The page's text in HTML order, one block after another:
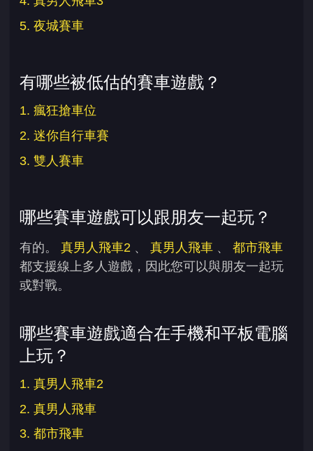
5. 夜城賽車
有哪些被低估的賽車遊戲？
1. 瘋狂搶車位
2. 迷你自行車賽
3. 雙人賽車
哪些賽車遊戲可以跟朋友一起玩？
有的。 真男人飛車2 、 真男人飛車 、 都市飛車
都支援線上多人遊戲，因此您可以與朋友一起玩
或對戰。
哪些賽車遊戲適合在手機和平板電腦
上玩？
1. 真男人飛車2
2. 真男人飛車
3. 都市飛車